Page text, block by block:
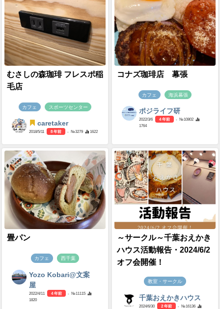
むさしの森珈琲 フレスポ稲
毛店
カフェ スポーツセンター
caretaker
2018/5/11 8 年前 - №3279 1622
コナズ珈琲店 幕張
カフェ 海浜幕張
ポジライフ研
2022/3/6 4 年前
- №10802
1764
畳パン
カフェ 西千葉
Yozo Kobari@文案
屋
2022/4/11 4 年前
- №11115
1820
～サークル～千葉おえかき
ハウス活動報告・2024/6/2
オフ会開催！
教室・サークル
千葉おえかきハウス
2024/6/30 2 年前
- №16136